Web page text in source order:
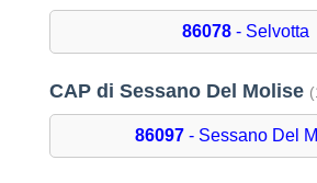
86078- Selvotta
CAP di Sessano Del Molise
86097 - Sessano Del